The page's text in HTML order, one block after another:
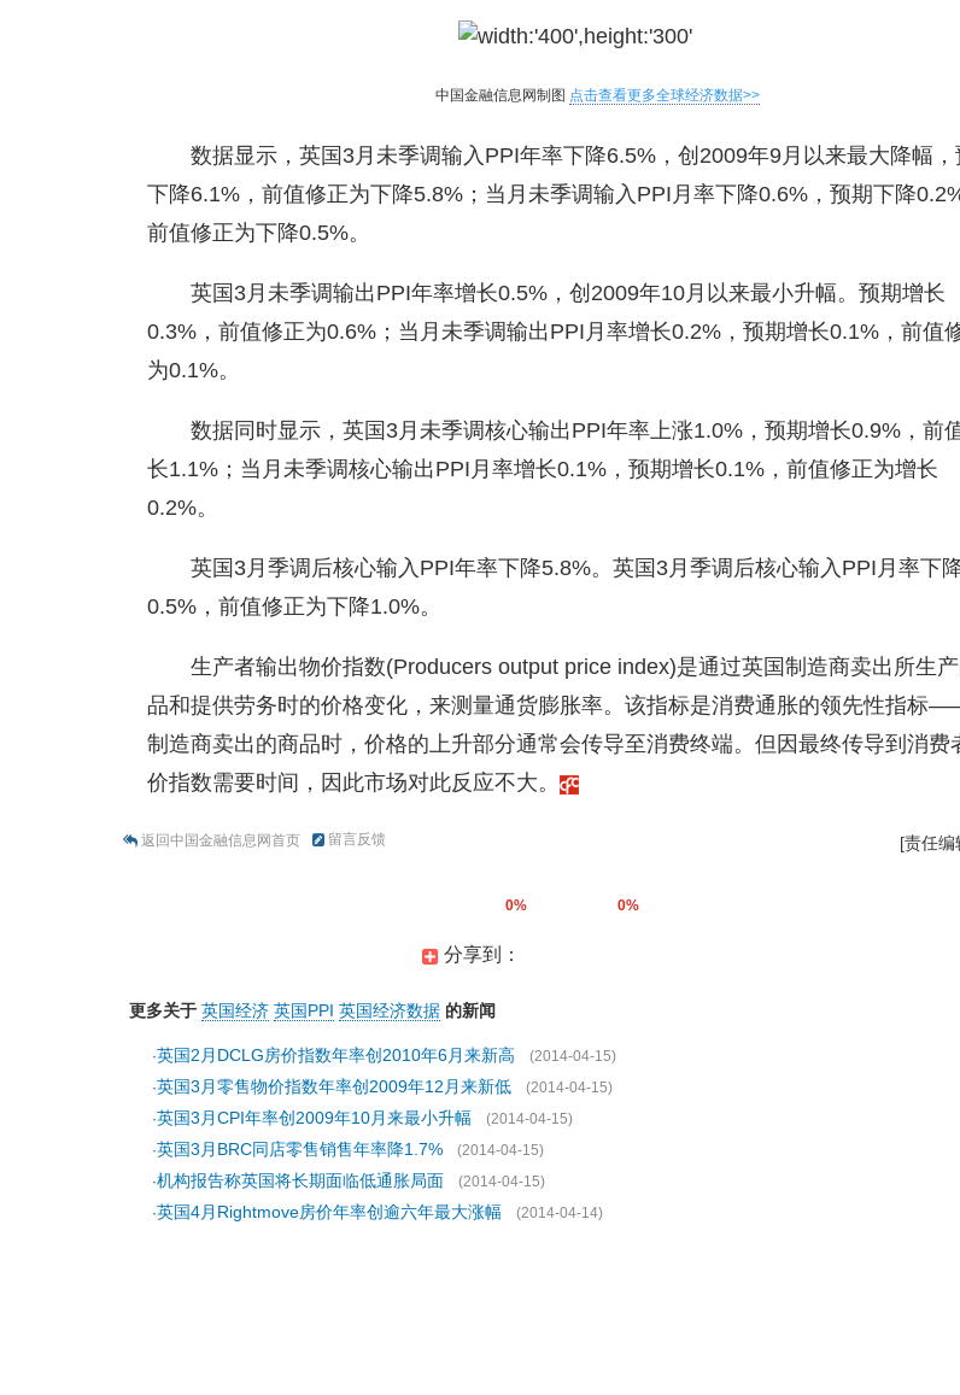
中国金融信息网制图 点击查看更多全球经济数据>>
数据显示，英国3月未季调输入PPI年率下降6.5%，创2009年9月以来最大降幅，
下降6.1%，前值修正为下降5.8%；当月未季调输入PPI月率下降0.6%，预期下降
前值修正为下降0.5%。
英国3月未季调输出PPI年率增长0.5%，创2009年10月以来最小升幅。预期增长
0.3%，前值修正为0.6%；当月未季调输出PPI月率增长0.2%，预期增长0.1%，前值
为0.1%。
数据同时显示，英国3月未季调核心输出PPI年率上涨1.0%，预期增长0.9%，前
长1.1%；当月未季调核心输出PPI月率增长0.1%，预期增长0.1%，前值修正为增长
0.2%。
英国3月季调后核心输入PPI年率下降5.8%。英国3月季调后核心输入PPI月率下
0.5%，前值修正为下降1.0%。
生产者输出物价指数(Producers output price index)是通过英国制造商卖出所生
品和提供劳务时的价格变化，来测量通货膨胀率。该指标是消费通胀的领先性指标
制造商卖出的商品时，价格的上升部分通常会传导至消费终端。但因最终传导到消费
价指数需要时间，因此市场对此反应不大。
返回中国金融信息网首页 留言反馈 [责任编
0% 0%
分享到：
更多关于 英国经济 英国PPI 英国经济数据 的新闻
·英国2月DCLG房价指数年率创2010年6月来新高
(2014-04-15)
·英国3月零售物价指数年率创2009年12月来新低
(2014-04-15)
·英国3月CPI年率创2009年10月来最小升幅
(2014-04-15)
·英国3月BRC同店零售销售年率降1.7%
(2014-04-15)
·机构报告称英国将长期面临低通胀局面
(2014-04-15)
·英国4月Rightmove房价年率创逾六年最大涨幅 (2014-04-14)